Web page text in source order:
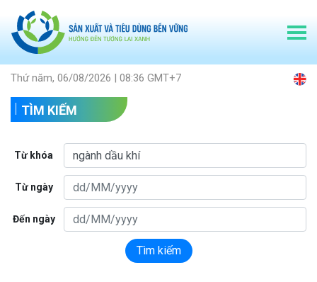
Thứ năm, 06/08/2026 | 08:36 GMT+7
TÌM KIẾM
Từ khóa
Từ ngày
Đến ngày
Tìm kiếm